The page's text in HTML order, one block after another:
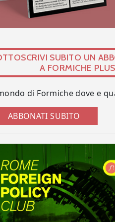
SUBITO UN
A FORMICHE PLUS
di Formiche dove e
ABBONATI SUBITO